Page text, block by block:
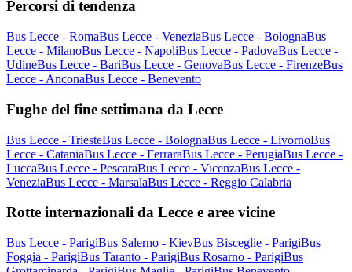
Percorsi di tendenza
Bus Lecce - RomaBus Lecce - VeneziaBus Lecce - BolognaBus
Lecce - MilanoBus Lecce - NapoliBus Lecce - PadovaBus Lecce -
UdineBus Lecce - BariBus Lecce - GenovaBus Lecce - FirenzeBus
Lecce - AnconaBus Lecce - Benevento
Fughe del fine settimana da Lecce
Bus Lecce - TriesteBus Lecce - BolognaBus Lecce - LivornoBus
Lecce - CataniaBus Lecce - FerraraBus Lecce - PerugiaBus Lecce -
LuccaBus Lecce - PescaraBus Lecce - VicenzaBus Lecce -
VeneziaBus Lecce - MarsalaBus Lecce - Reggio Calabria
Rotte internazionali da Lecce e aree vicine
Bus Lecce - ParigiBus Salerno - KievBus Bisceglie - ParigiBus
Foggia - ParigiBus Taranto - ParigiBus Rosarno - ParigiBus